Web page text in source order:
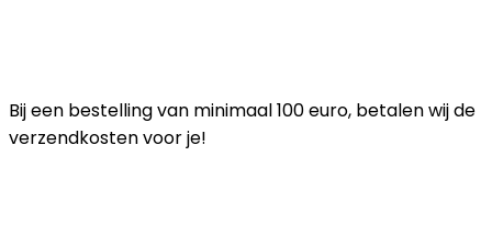
Bij een bestelling van minimaal 100 euro, betalen wij de
verzendkosten voor je!